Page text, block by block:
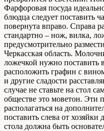
Фарфоровая посуда
блюдца следует поставить
повернута вправо. Справа
стандартно – нож, вилка,
предусмотрительно
Черкасская область.
ложечкой нужно поставить
расположить графин с
и другие сладости
случае не ставьте на стол
обществе это моветон. Эти
располагаться на
поставить слева от
стола должна быть